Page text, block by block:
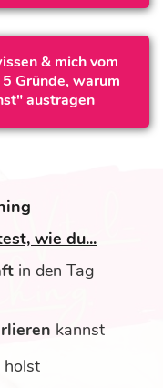
& mich vom
Gründe, warum
austragen
wie du...
in den Tag
kannst
holst